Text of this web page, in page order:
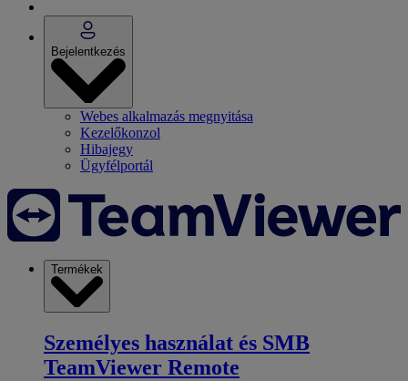
Bejelentkezés
Webes alkalmazás megnyitása
Kezelőkonzol
Hibajegy
Ügyfélportál
Termékek
Személyes használat és SMB
TeamViewer Remote